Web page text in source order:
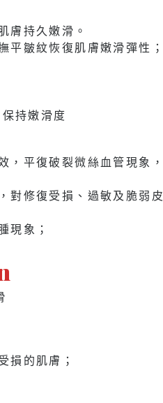
膚持久嫩滑。
平皺紋恢復肌膚嫩滑彈性；
持嫩滑度
，平復破裂微絲血管現象，
對修復受損、過敏及脆弱皮
現象；
損的肌膚；